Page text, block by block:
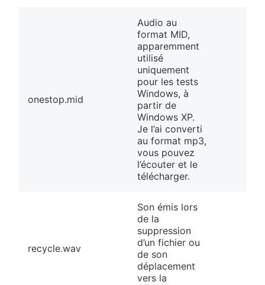
onestop.mid
Audio au
format MID,
apparemment
utilisé
uniquement
pour les tests
Windows, à
partir de
Windows XP.
Je l’ai converti
au format mp3,
vous pouvez
l’écouter et le
télécharger.
recycle.wav
Son émis lors
de la
suppression
d’un fichier ou
de son
déplacement
vers la